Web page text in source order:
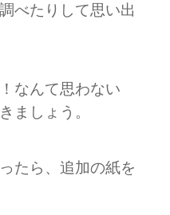
べたりして思い出
なんて思わない
ましょう。
たら、追加の紙を